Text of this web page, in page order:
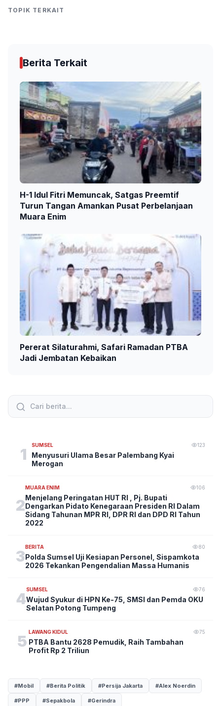
TOPIK TERKAIT
Berita Terkait
H-1 Idul Fitri Memuncak, Satgas Preemtif
Turun Tangan Amankan Pusat Perbelanjaan
Muara Enim
Pererat Silaturahmi, Safari Ramadan PTBA
Jadi Jembatan Kebaikan
1
SUMSEL 123
Menyusuri Ulama Besar Palembang Kyai
Merogan
2
MUARA ENIM 106
Menjelang Peringatan HUT RI , Pj. Bupati
Dengarkan Pidato Kenegaraan Presiden RI Dalam
Sidang Tahunan MPR RI, DPR RI dan DPD RI Tahun
2022
3
BERITA 80
Polda Sumsel Uji Kesiapan Personel, Sispamkota
2026 Tekankan Pengendalian Massa Humanis
4
SUMSEL 76
Wujud Syukur di HPN Ke-75, SMSI dan Pemda OKU
Selatan Potong Tumpeng
5
LAWANG KIDUL 75
PTBA Bantu 2628 Pemudik, Raih Tambahan
Profit Rp 2 Triliun
#Mobil #Berita Politik #Persija Jakarta #Alex Noerdin
#PPP #Sepakbola #Gerindra